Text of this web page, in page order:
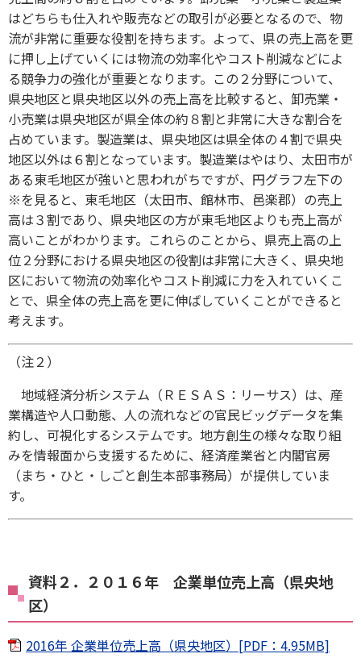
はどちらも仕入れや販売などの取引が必要となるので、物
流が非常に重要な役割を持ちます。よって、県の売上高を更
に押し上げていくには物流の効率化やコスト削減などによ
る競争力の強化が重要となります。この２分野について、
県央地区と県央地区以外の売上高を比較すると、卸売業・
小売業は県央地区が県全体の約８割と非常に大きな割合を
占めています。製造業は、県央地区は県全体の４割で県央
地区以外は６割となっています。製造業はやはり、太田市が
ある東毛地区が強いと思われがちですが、円グラフ左下の
※を見ると、東毛地区（太田市、館林市、邑楽郡）の売上
高は３割であり、県央地区の方が東毛地区よりも売上高が
高いことがわかります。これらのことから、県売上高の上
位２分野における県央地区の役割は非常に大きく、県央地
区において物流の効率化やコスト削減に力を入れていくこ
とで、県全体の売上高を更に伸ばしていくことができると
考えます。
（注２）
地域経済分析システム（ＲＥＳＡＳ：リーサス）は、産
業構造や人口動態、人の流れなどの官民ビッグデータを集
約し、可視化するシステムです。地方創生の様々な取り組
みを情報面から支援するために、経済産業省と内閣官房
（まち・ひと・しごと創生本部事務局）が提供していま
す。
資料２．２０１６年 企業単位売上高（県央地
区）
2016年 企業単位売上高（県央地区）[PDF：4.95MB]